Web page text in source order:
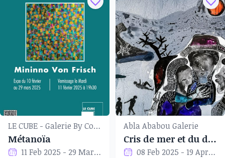
LE CUBE - Galerie By Coup de Tête
Métanoïa
11 Feb 2025 - 29 Mar 2025
Abla Ababou Galerie
Cris de mer et du désert
08 Feb 2025 - 19 Apr 2025